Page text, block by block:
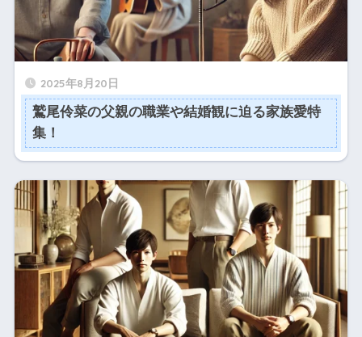
2025年8月20日
鷲尾伶菜の父親の職業や結婚観に迫る家族愛特
集！